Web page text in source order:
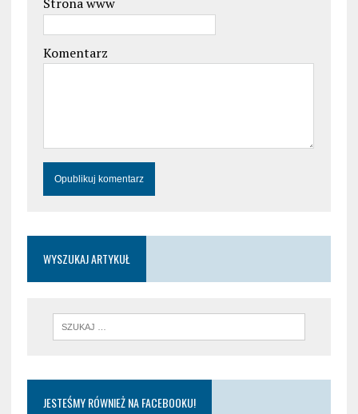
Komentarz
WYSZUKAJ ARTYKUŁ
JESTEŚMY RÓWNIEŻ NA FACEBOOKU!